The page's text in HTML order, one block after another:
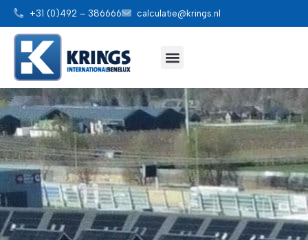
+31 (0)492 – 386666 calculatie@krings.nl